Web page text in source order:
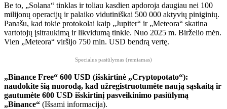
Be to, „Solana“ tinklas ir toliau kasdien apdoroja daugiau nei 100
milijonų operacijų ir palaiko vidutiniškai 500 000 aktyvių piniginių.
Panašu, kad tokie protokolai kaip „Jupiter“ ir „Meteora“ skatina
vartotojų įsitraukimą ir likvidumą tinkle. Nuo 2025 m. Birželio mėn.
Vien „Meteora“ viršijo 750 mln. USD bendrą vertę.
Specialus pasiūlymas (remiamas)
„Binance Free“ 600 USD (išskirtinė „Cryptopotato“):
naudokite šią nuorodą, kad užregistruotumėte naują sąskaitą ir
gautumėte 600 USD išskirtinį pasveikinimo pasiūlymą
„Binance“ (Išsami informacija).